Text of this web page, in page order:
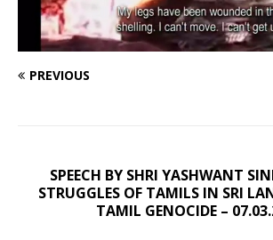
PREVIOUS
SPEECH BY SHRI YASHWANT
STRUGGLES OF TAMILS IN SRI
TAMIL GENOCIDE –